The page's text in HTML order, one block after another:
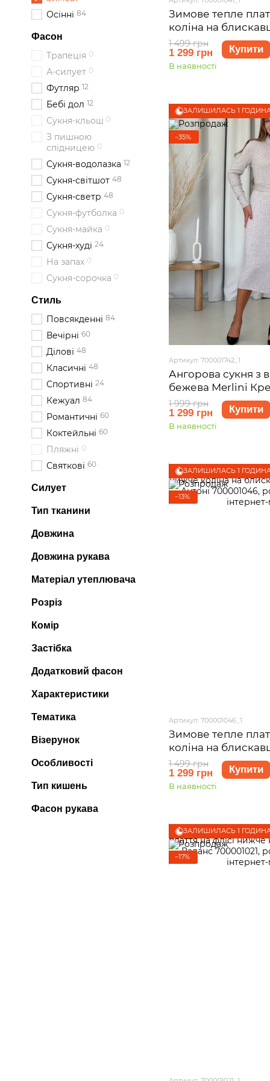
Зимове тепле
коліна на
Антоні 700001041,
1 499 грн
1 299 грн Купити
В наявності
ЗАЛИШИЛАСЬ 1
−35%
Артикул: 700001742_1
Ангорова сукня з
бежева Merlini
розмір S-M
1 999 грн
1 299 грн Купити
В наявності
ЗАЛИШИЛАСЬ 1
−13%
Артикул: 700001046_1
Зимове тепле
коліна на
Merlini Антоні
44 (S-M)
1 499 грн
1 299 грн Купити
В наявності
ЗАЛИШИЛАСЬ 1
−17%
Осінні 84
Фасон
Трапеція 0
А-силует 0
Футляр 12
Бебі дол 12
Сукня-кльош 0
З пишною
спідницею 0
Сукня-водолазка 12
Сукня-світшот 48
Сукня-светр 48
Сукня-футболка 0
Сукня-майка 0
Сукня-худі 24
На запах 0
Сукня-сорочка 0
Стиль
Повсякденні 84
Вечірні 60
Ділові 48
Класичні 48
Спортивні 24
Кежуал 84
Романтичні 60
Коктейльні 60
Пляжні 0
Святкові 60
Силует
Тип тканини
Довжина
Довжина рукава
Матеріал утеплювача
Розріз
Комір
Застібка
Додатковий фасон
Характеристики
Тематика
Візерунок
Особливості
Тип кишень
Фасон рукава